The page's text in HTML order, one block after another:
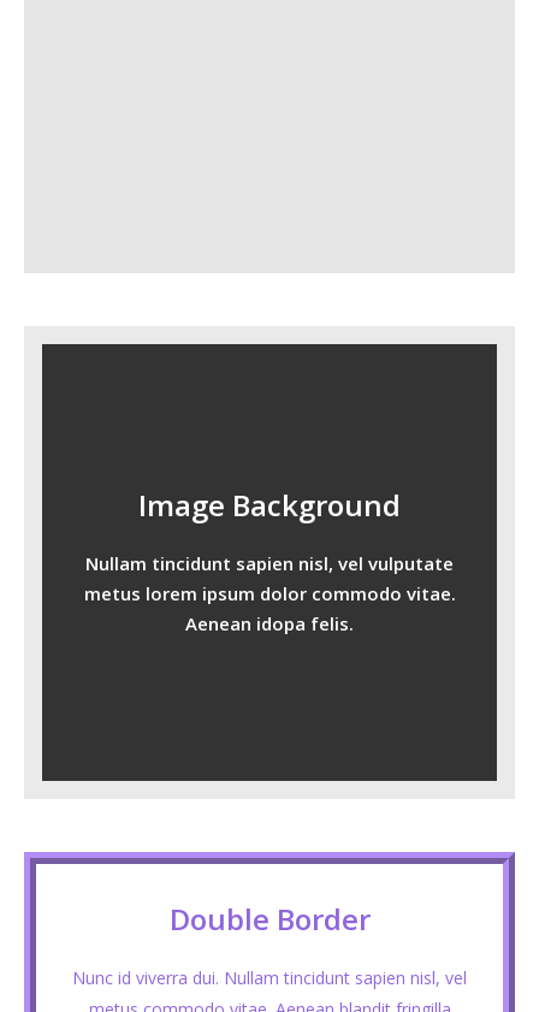
Image Background
Nullam tincidunt sapien nisl, vel vulputate
metus lorem ipsum dolor commodo vitae.
Aenean idopa felis.
Double Border
Nunc id viverra dui. Nullam tincidunt sapien nisl, vel